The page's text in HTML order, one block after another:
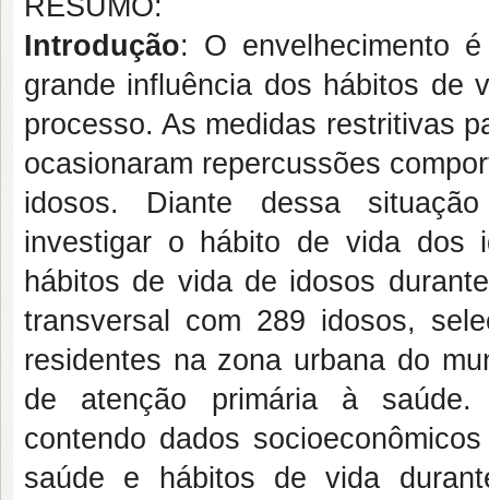
RESUMO:
Introdução: O envelhecimento
grande influência dos hábitos de
processo. As medidas restritivas
ocasionaram repercussões
idosos. Diante dessa
investigar o hábito de vida dos
hábitos de vida de idosos
transversal com 289 idosos,
residentes na zona urbana do
de atenção primária à saúde.
contendo dados
saúde e hábitos de vida